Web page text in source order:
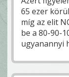
65 ezer
míg az elit
be a 80-90-
ugyanannyi